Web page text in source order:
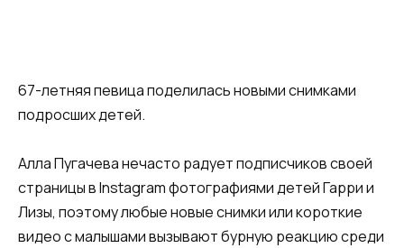
67-летняя певица поделилась новыми снимками
подросших детей.
Алла Пугачева нечасто радует подписчиков своей
страницы в Instagram фотографиями детей Гарри и
Лизы, поэтому любые новые снимки или короткие
видео с малышами вызывают бурную реакцию среди